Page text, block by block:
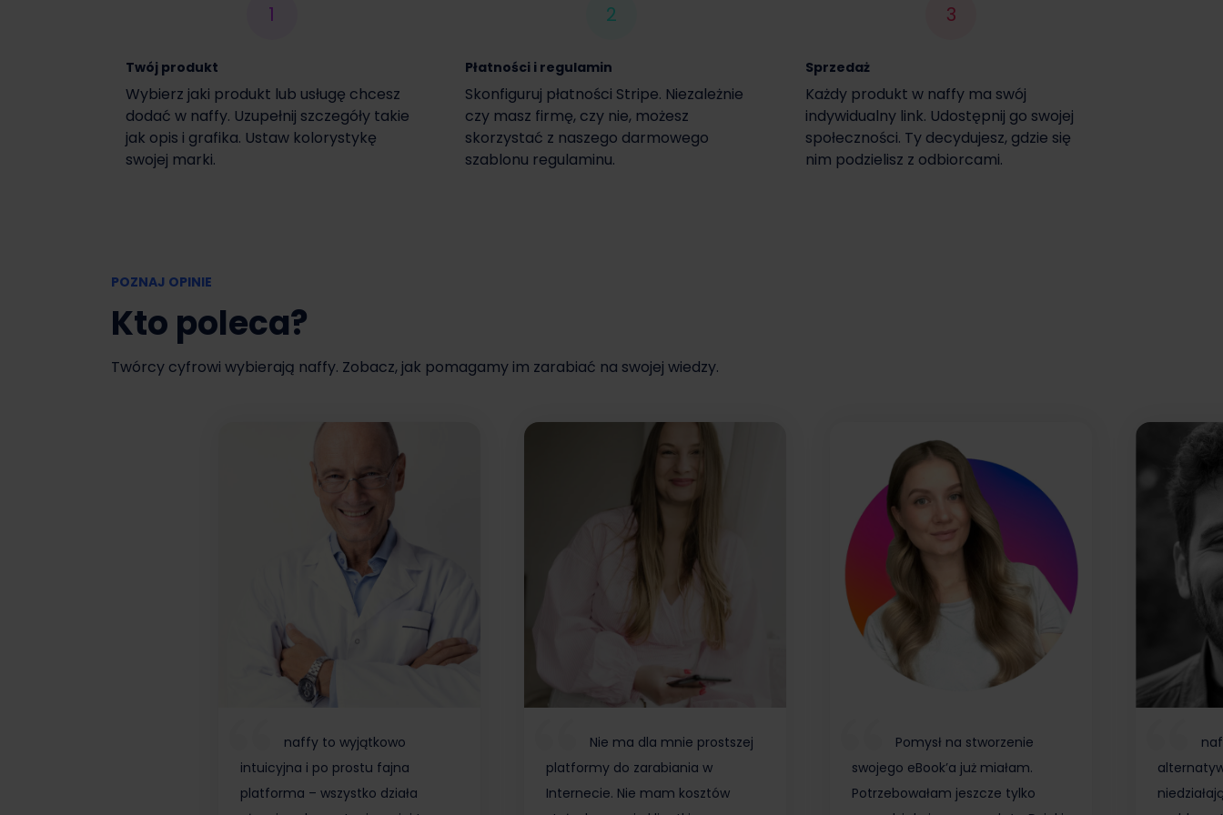
Włącz czasową promocję
1
Twój produkt
Wybierz jaki produkt lub usługę chcesz
dodać w naffy. Uzupełnij szczegóły takie
jak opis i grafika. Ustaw kolorystykę
swojej marki.
2
Płatności i regulamin
Skonfiguruj płatności Stripe. Niezależnie
czy masz firmę, czy nie, możesz
skorzystać z naszego darmowego
szablonu regulaminu.
3
Sprzedaż
Każdy produkt w naffy ma swój
indywidualny link. Udostępnij go swojej
społeczności. Ty decydujesz, gdzie się
nim podzielisz z odbiorcami.
POZNAJ OPINIE
Kto poleca?
Twórcy cyfrowi wybierają naffy. Zobacz, jak pomagamy im zarabiać na swojej wiedzy.
naffy to wyjątkowo
intuicyjna i po prostu fajna
platforma – wszystko działa
Nie ma dla mnie prostszej
platformy do zarabiania w
Internecie. Nie mam kosztów
Pomysł na stworzenie
swojego eBook’a już miałam.
Potrzebowałam jeszcze tylko